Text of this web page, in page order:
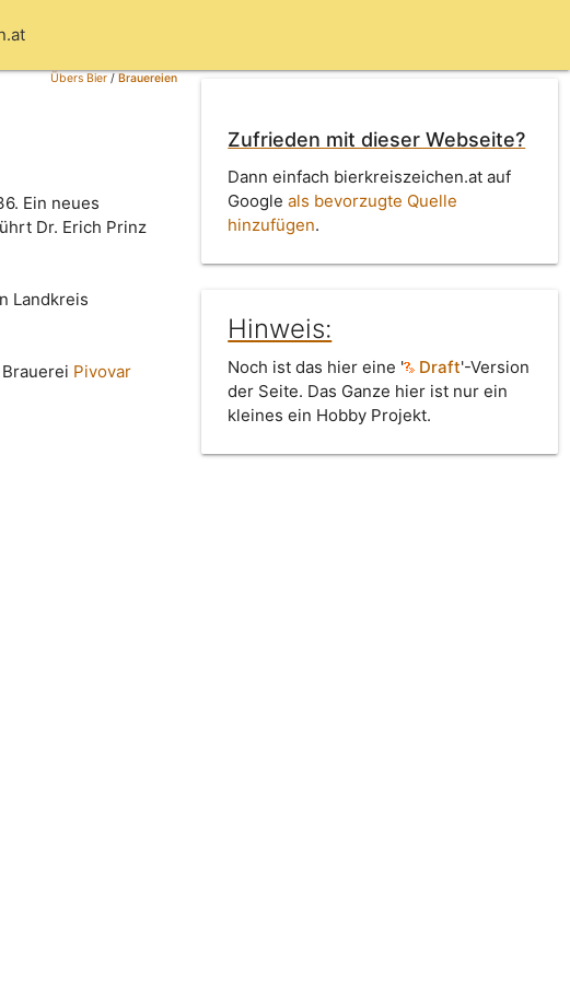
Übers Bier/Brauereien
Ein neues
Dr. Erich Prinz
Landkreis
Pivovar
Zufrieden mit dieser Webseite?
Dann einfach bierkreiszeichen.at auf
Googleals bevorzugte Quelle
hinzufügen.
Hinweis:
Noch ist das hier eine ' Draft'-Version
der Seite. Das Ganze hier ist nur ein
kleines ein Hobby Projekt.